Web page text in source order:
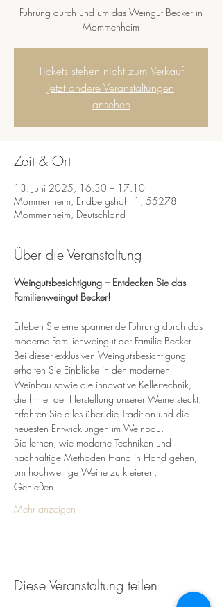
Führung durch und um das Weingut Becker in
Mommenheim
Tickets stehen nicht zum Verkauf
Jetzt andere Veranstaltungen
ansehen
Zeit & Ort
13. Juni 2025, 16:30 – 17:10
Mommenheim, Endbergshohl 1, 55278
Mommenheim, Deutschland
Über die Veranstaltung
Weingutsbesichtigung – Entdecken Sie das
Familienweingut Becker!
Erleben Sie eine spannende Führung durch das
moderne Familienweingut der Familie Becker.
Bei dieser exklusiven Weingutsbesichtigung
erhalten Sie Einblicke in den modernen
Weinbau sowie die innovative Kellertechnik,
die hinter der Herstellung unserer Weine steckt.
Erfahren Sie alles über die Tradition und die
neuesten Entwicklungen im Weinbau.
Sie lernen, wie moderne Techniken und
nachhaltige Methoden Hand in Hand gehen,
um hochwertige Weine zu kreieren.
Genießen
Mehr anzeigen
Diese Veranstaltung teilen